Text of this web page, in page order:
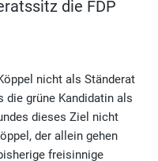
die FDP
nicht als Ständerat
die grüne Kandidatin als
dieses Ziel nicht
der allein gehen
freisinnige